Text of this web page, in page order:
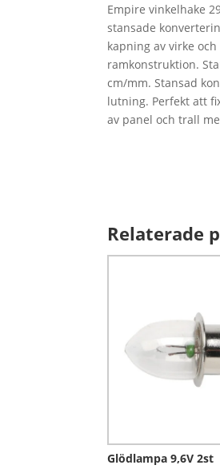
Empire vinkelhake
stansade
kapning av virke
ramkonstruktion.
cm/mm. Stansad
lutning. Perfekt att
av panel och trall
Relaterade
Glödlampa 9,6V 2st